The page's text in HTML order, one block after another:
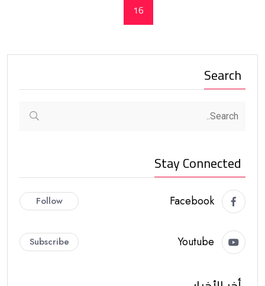
16
Search
Stay Connected
Facebook
Follow
Youtube
Subscribe